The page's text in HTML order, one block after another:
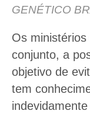
GENÉTICO
Os
conjunto, a
objetivo de
tem